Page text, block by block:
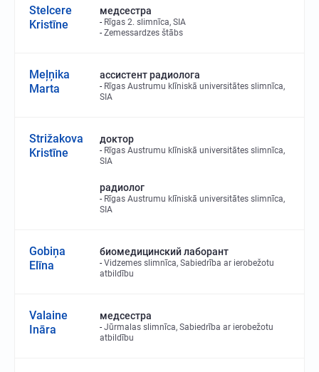
Stelcere
Kristīne
медсестра
Rīgas 2. slimnīca, SIA
Zemessardzes štābs
Meļņika
Marta
ассистент радиолога
Rīgas Austrumu klīniskā universitātes slimnīca,
SIA
Strižakova
Kristīne
доктор
Rīgas Austrumu klīniskā universitātes slimnīca,
SIA
радиолог
Rīgas Austrumu klīniskā universitātes slimnīca,
SIA
Gobiņa
Elīna
биомедицинский лаборант
Vidzemes slimnīca, Sabiedrība ar ierobežotu
atbildību
Valaine
Ināra
медсестра
Jūrmalas slimnīca, Sabiedrība ar ierobežotu
atbildību